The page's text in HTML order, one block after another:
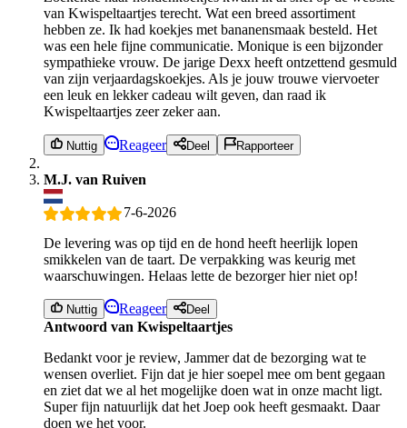
van Kwispeltaartjes terecht. Wat een breed assortiment
hebben ze. Ik had koekjes met bananensmaak besteld. Het
was een hele fijne communicatie. Monique is een bijzonder
sympathieke vrouw. De jarige Dexx heeft ontzettend gesmuld
van zijn verjaardagskoekjes. Als je jouw trouwe viervoeter
een leuk en lekker cadeau wilt geven, dan raad ik
Kwispeltaartjes zeer zeker aan.
Nuttig Reageer Deel Rapporteer
M.J. van Ruiven
7-6-2026
De levering was op tijd en de hond heeft heerlijk lopen
smikkelen van de taart. De verpakking was keurig met
waarschuwingen. Helaas lette de bezorger hier niet op!
Nuttig Reageer Deel
Antwoord van Kwispeltaartjes
Bedankt voor je review, Jammer dat de bezorging wat te
wensen overliet. Fijn dat je hier soepel mee om bent gegaan
en ziet dat we al het mogelijke doen wat in onze macht ligt.
Super fijn natuurlijk dat het Joep ook heeft gesmaakt. Daar
doen we het voor.